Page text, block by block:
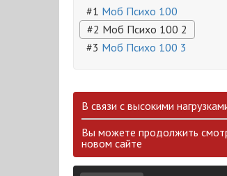
#1 Моб Психо 100
#2 Моб Психо 100 2
#3 Моб Психо 100 3
В связи с высокими
Вы можете продолжить
новом сайте